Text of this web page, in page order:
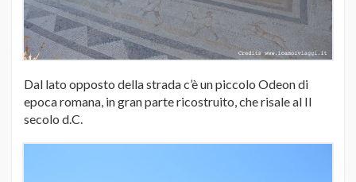
Dal lato opposto della strada c’è un piccolo Odeon di
epoca romana, in gran parte ricostruito, che risale al II
secolo d.C.